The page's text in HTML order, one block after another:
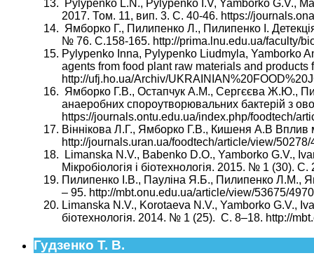
Pylypenko L.N., Pylypenko I.V, Yamborko G.V.,
2017. Том. 11, вип. 3. С. 40-46. https://
Ямборко Г., Пилипенко Л., Пилипенко І.
№ 76. С.158-165. http://prima.lnu.edu.ua/faculty/
Pylypenko Inna, Pylypenko Liudmyla, Yamborko
agents from food plant raw materials and
http://ufj.ho.ua/Archiv/
Ямборко Г.В., Остапчук А.М., Сергєєва Ж.Ю.,
анаеробних спороутворювальних бактерій з
https://journals.ontu.edu.ua/index.php/foodtech/
Віннікова Л.Г., Ямборко Г.В., Кишеня А.В Вплив
http://journals.uran.ua/foodtech/article/view/50278/
Limanska N.V., Babenko D.O., Yamborko G.V.,
Мікробіологія і біотехнологія. 2015. № 1 (30).
Пилипенко I.В., Паулiна Я.Б., Пилипенко Л.M.,
– 95. http://mbt.onu.edu.ua/article/view/53675/
Limanska N.V., Korotaeva N.V., Yamborko G.V.,
біотехнологія. 2014. № 1 (25). С. 8–18. http://
Гудзенко Т. В.